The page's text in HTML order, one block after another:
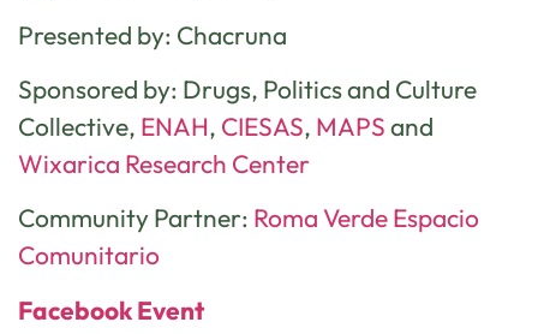
Presented by: Chacruna
Sponsored by: Drugs, Politics and Culture
Collective, ENAH, CIESAS, MAPSand
Wixarica Research Center
Community Partner: Roma Verde Espacio
Comunitario
Facebook Event